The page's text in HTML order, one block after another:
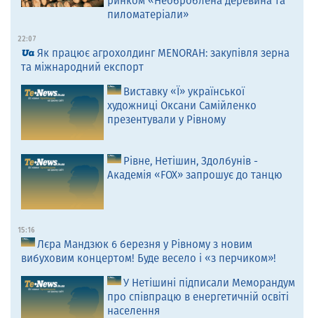
пиломатеріали»
22:07
Як працює агрохолдинг MENORAH: закупівля зерна
та міжнародний експорт
Виставку «Ї» української
художниці Оксани Самійленко
презентували у Рівному
Рівне, Нетішин, Здолбунів -
Академія «FOX» запрошує до танцю
15:16
Лєра Мандзюк 6 березня у Рівному з новим
вибуховим концертом! Буде весело і «з перчиком»!
У Нетішині підписали Меморандум
про співпрацю в енергетичній освіті
населення